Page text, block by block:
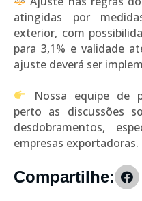
atingidas por
exterior, com
para 3,1% e validade
ajuste deverá ser
Nossa equipe de
perto as discussões
desdobramentos,
empresas exportadoras.
Compartilhe: